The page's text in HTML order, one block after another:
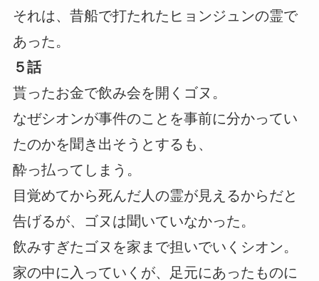
それは、昔船で打たれたヒョンジュンの霊で
あった。
５話
貰ったお金で飲み会を開くゴヌ。
なぜシオンが事件のことを事前に分かってい
たのかを聞き出そうとするも、
酔っ払ってしまう。
目覚めてから死んだ人の霊が見えるからだと
告げるが、ゴヌは聞いていなかった。
飲みすぎたゴヌを家まで担いでいくシオン。
家の中に入っていくが、足元にあったものに